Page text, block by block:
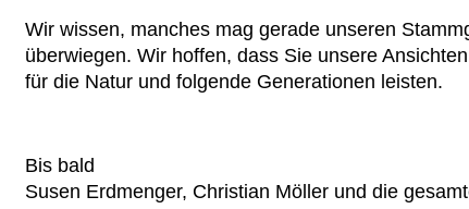
Wir wissen, manches mag gerade unseren
überwiegen. Wir hoffen, dass Sie unsere
für die Natur und folgende Generationen leisten.
Bis bald
Susen Erdmenger, Christian Möller und die